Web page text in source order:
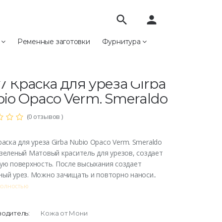
Ременные заготовки Фурнитура
search person
Краска для уреза Girba
Opaco Verm. Smeraldo
(0 отзывов )
для уреза Girba Nubio Opaco Verm. Smeraldo
Матовый краситель для урезов, создает
поверхность. После высыхания создает
урез. Можно зачищать и повторно наноси..
Кожа от Мони